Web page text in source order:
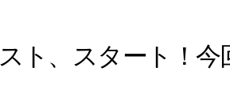
ト、スタート！